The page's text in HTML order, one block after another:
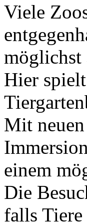
Viele
möglichst
Hier
Mit
einem
Die
falls